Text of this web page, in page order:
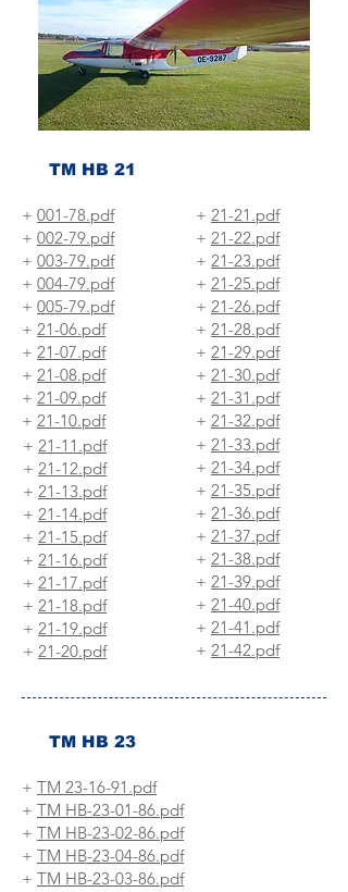
TM HB 21
+ 001-78.pdf
+ 002-79.pdf
+ 003-79.pdf
+ 004-79.pdf
+ 005-79.pdf
+ 21-06.pdf
+ 21-07.pdf
+ 21-08.pdf
+ 21-09.pdf
+ 21-10.pdf
+ 21-11.pdf
+ 21-12.pdf
+ 21-13.pdf
+ 21-14.pdf
+ 21-15.pdf
+ 21-16.pdf
+ 21-17.pdf
+ 21-18.pdf
+ 21-19.pdf
+ 21-20.pdf
+ 21-21.pdf
+ 21-22.pdf
+ 21-23.pdf
+ 21-25.pdf
+ 21-26.pdf
+ 21-28.pdf
+ 21-29.pdf
+ 21-30.pdf
+ 21-31.pdf
+ 21-32.pdf
+ 21-33.pdf
+ 21-34.pdf
+ 21-35.pdf
+ 21-36.pdf
+ 21-37.pdf
+ 21-38.pdf
+ 21-39.pdf
+ 21-40.pdf
+ 21-41.pdf
+ 21-42.pdf
TM HB 23
+ TM 23-16-91.pdf
+ TM HB-23-01-86.pdf
+ TM HB-23-02-86.pdf
+ TM HB-23-04-86.pdf
+ TM HB-23-03-86.pdf